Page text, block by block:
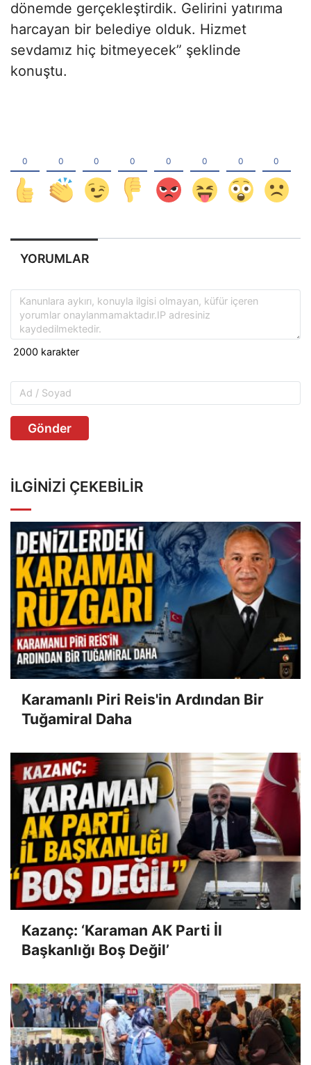
dönemde gerçekleştirdik. Gelirini yatırıma
harcayan bir belediye olduk. Hizmet
sevdamız hiç bitmeyecek” şeklinde
konuştu.
YORUMLAR
Gönder
İLGINIZI ÇEKEBILIR
Karamanlı Piri Reis'in Ardından Bir
Tuğamiral Daha
Kazanç: ‘Karaman AK Parti İl
Başkanlığı Boş Değil’